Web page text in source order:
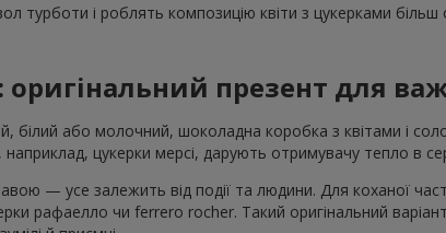
турботи і роблять композицію квіти з цукерками
презент для
білий або молочний, шоколадна коробка з квітами і
цукерки мерсі, дарують отримувачу тепло в
— усе залежить від події та людини. Для коханої
рафаелло чи ferrero rocher. Такий оригінальний